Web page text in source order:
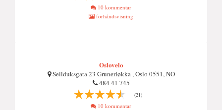
10 kommentar
forhåndsvisning
Oslovelo
Seilduksgata 23 Grunerløkka , Oslo 0551, NO
484 41 745
(21)
10 kommentar